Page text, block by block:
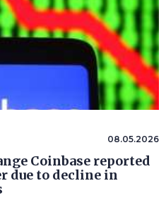
08.05.2026
Coinbase reported
due to decline in